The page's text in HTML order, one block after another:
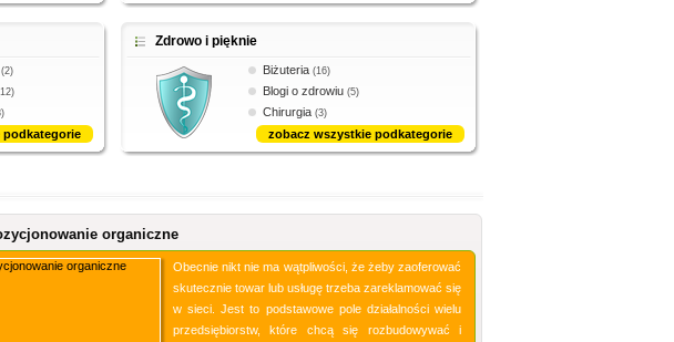
(2)
podkategorie
Zdrowo i pięknie
Biżuteria (16)
Blogi o zdrowiu (5)
Chirurgia (3)
zobacz wszystkie podkategorie
organiczne
Obecnie nikt nie ma wątpliwości, że żeby zaoferować
skutecznie towar lub usługę trzeba zareklamować się
w sieci. Jest to podstawowe pole działalności wielu
przedsiębiorstw, które chcą się rozbudowywać i